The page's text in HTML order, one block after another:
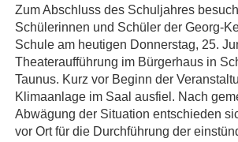
Zum Abschluss des Schuljahres
Schülerinnen und Schüler der Georg-
Schule am heutigen Donnerstag, 25.
Theateraufführung im Bürgerhaus in
Taunus. Kurz vor Beginn der
Klimaanlage im Saal ausfiel. Nach
Abwägung der Situation entschieden
vor Ort für die Durchführung der